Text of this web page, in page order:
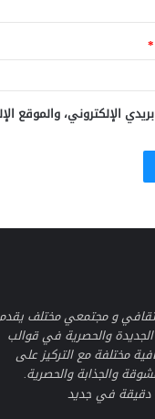
*
الإلكتروني، والموقع
و مجتمعي مختلف
والحصرية في قوالب
مختلفة مع التركيز على
والجذابة والحصرية.
في جديد